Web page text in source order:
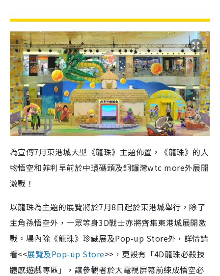
為宣傳7月東港城大型《龍珠》主題佈置，《龍珠》的人
物悟空和菲利早前於中環碼頭及銅鑼灣wtc more外展開
激戰！
以龍珠為主題的展覽將於7月8日起於東港城舉行，除了
主角孫悟空外，一眾等身3D戰士亦將齊集東港城展開激
戰。場內除《龍珠》珍藏展及Pop-up Store外，詳情請
看<<展覽及Pop-up Store>>，更設有「4D龍珠必殺技
體感遊戲專區」，讓參觀者於大電視屏幕前練成悟空必